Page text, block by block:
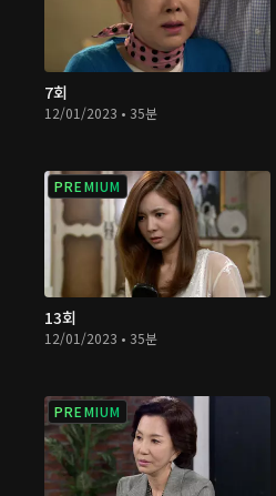
7회
12/01/2023 • 35분
PREMIUM
13회
12/01/2023 • 35분
PREMIUM